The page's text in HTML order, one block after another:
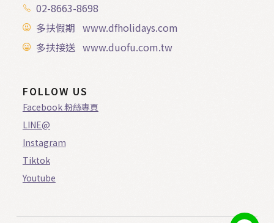
02-8663-8698
多扶假期 www.dfholidays.com
多扶接送 www.duofu.com.tw
FOLLOW US
Facebook 粉絲專頁
LINE@
Instagram
Tiktok
Youtube